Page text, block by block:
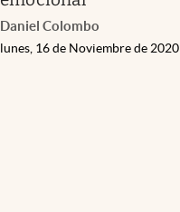
Daniel Colombo
lunes, 16 de Noviembre de 2020